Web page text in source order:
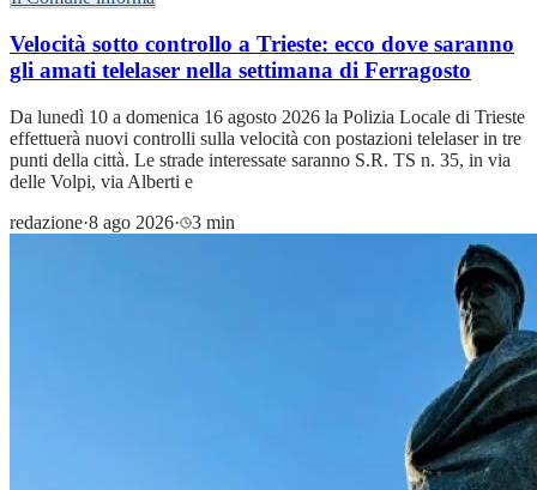
Velocità sotto controllo a Trieste: ecco dove saranno
gli amati telelaser nella settimana di Ferragosto
Da lunedì 10 a domenica 16 agosto 2026 la Polizia Locale di Trieste
effettuerà nuovi controlli sulla velocità con postazioni telelaser in tre
punti della città. Le strade interessate saranno S.R. TS n. 35, in via
delle Volpi, via Alberti e
redazione·8 ago 2026· 3 min